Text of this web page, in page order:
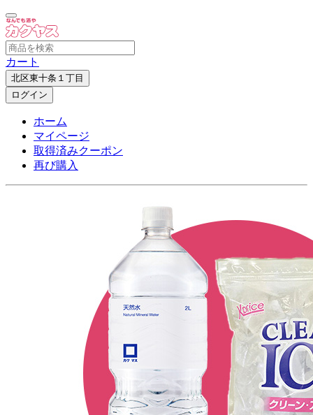
カート
北区東十条１丁目
ログイン
ホーム
マイページ
取得済みクーポン
再び購入